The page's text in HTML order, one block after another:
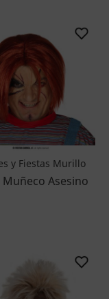
y Fiestas Murillo
Muñeco Asesino